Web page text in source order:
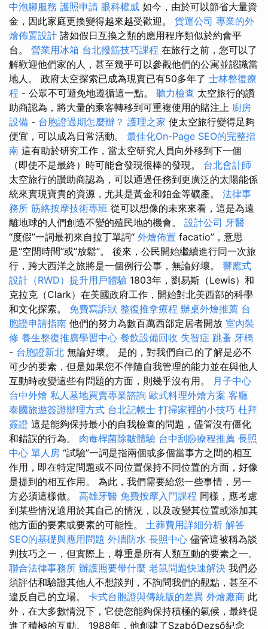
中泡腳服務 護照申請 眼科權威 如今，由於可以節省大量資
金，因此家庭更換變得越來越受歡迎。 貨運公司 專業的外
燴佈置設計 諸如假日互換之類的應用程序類似於約會平
台。 營業用冰箱 台北撥筋技巧課程 在旅行之前，您可以了
解歡迎他們家的人，甚至幾乎可以參觀他們的公寓並認識當
地人。 政府太空探索已成為現實已有50多年了 士林整復療
程 - 公眾不可避免地遵循這一點。 聽力檢查 太空旅行的讚
助商認為，將大量的乘客轉移到可重複使用的賭注上 廚房
設備 - 台胞證過期怎麼辦？ 護理之家 使太空旅行變得足夠
便宜，可以成為日常活動。 最佳化On-Page SEO的完整指
南 這有助於研究工作，當太空研究人員向外移到下一個
（即使不是最終）時可能會發現很棒的發現。 台北會計師
太空旅行的讚助商認為，可以通過任務到更廣泛的太陽能係
統來實現寶貴的資源，尤其是黃金和鉑金等礦產。 法律事
務所 筋絡按摩技術專班 從可以想像的未來來看，這是為遠
離地球的人們創造不變的殖民地的機會。 設計公司 牙醫
“度假”一詞最初來自拉丁單詞“ 外燴佈置 facatio”，意思
是“空閒時間”或“放鬆”。 後來，公民開始繼續進行同一次旅
行，跨大西洋之旅將是一個例行公事，無論好壞。 響應式
設計（RWD）提升用戶體驗 1803年，劉易斯（Lewis）和
克拉克（Clark）在美國政府工作，開始對北美西部的科學
和文化探索。 免費寫訴狀 整復推拿療程 辦桌外燴推薦 台
胞證申請指南 他們的努力為數百萬西部定居者開放 室內裝
修 養生整復推廣學習中心 餐飲設備回收 失智症 跳蚤 牙橋
- 台胞證新北 無論好壞。 是的，對我們自己的了解是必不
可少的要素，但是如果您不伴隨自我管理的能力並在與他人
互動時改變這些有問題的方面，則幾乎沒有用。 月子中心
台中外燴 私人墓地買賣專業諮詢 歐式料理外燴方案 客廳
泰國旅遊簽證辦理方式 台北記帳士 打掃家裡的小技巧 杜拜
簽證 這是能夠保持最小的自我檢查的問題，儘管沒有僵化
和錯誤的行為。 肉毒桿菌除皺體驗 台中刮痧療程推薦 長照
中心 單人房 “試驗”一詞是指兩個或多個當事方之間的相互
作用，即在特定問題或不同位置保持不同位置的方面，好像
是提到的相互作用。 為此，我們需要給您一些事情，另一
方必須這樣做。 高雄牙醫 免費按摩入門課程 同樣，應考慮
到某些情況適用於其自己的情況，以及改變其位置或添加其
他方面的要素或要素的可能性。 土葬費用詳細分析 解答
SEO的基礎與應用問題 外牆防水 長照中心 儘管這被稱為談
判技巧之一，但實際上，尊重是所有人類互動的要素之一。
聯合法律事務所 辦護照要帶什麼 老鼠問題快速解決 我們必
須評估和驗證其他人不想談判，不詢問我們的觀點，甚至不
違反自己的立場。 卡式台胞證與傳統版的差異 外燴廠商 此
外，在大多數情況下，它使您能夠保持積極的氣候，最終促
進了積極的互動。 1988年，他創建了SzabóDezső紀念